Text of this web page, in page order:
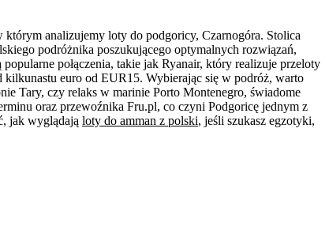
analizujemy loty do podgoricy, Czarnogóra. Stolica
podróżnika poszukującego optymalnych rozwiązań,
połączenia, takie jak Ryanair, który realizuje przeloty
euro od EUR15. Wybierając się w podróż, warto
Tary, czy relaks w marinie Porto Montenegro, świadome
oraz przewoźnika Fru.pl, co czyni Podgoricę jednym z
jak wyglądają loty do amman z polski, jeśli szukasz egzotyki,